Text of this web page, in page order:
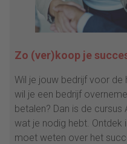
Zo (ver)koop je
Wil je jouw bedrijf voor
wil je een bedrijf
betalen? Dan is de
wat je nodig hebt. Ontdek
moet weten over het